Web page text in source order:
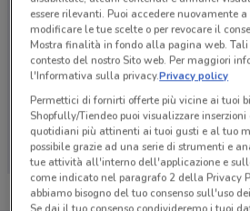
Ci dispiace, al momento non
volantini nella tua zona.
essere rilevanti. Puoi accedere nuovamente
modificare le tue scelte o per revocare il
Mostra finalità in fondo alla pagina web.
contesto del nostro Sito web. Per maggiori
l'Informativa sulla privacy.Privacy policy
Permettici di fornirti offerte più vicine ai tuoi
Shopfully/Tiendeo puoi visualizzare
quotidiani più attinenti ai tuoi gusti e al tuo
possibile grazie ad una serie di strumenti e
tue attività all'interno dell'applicazione e
come indicato nel paragrafo 2 della Privacy
abbiamo bisogno del tuo consenso sull'uso